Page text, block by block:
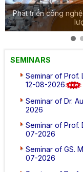
Phát triển công
SEMINARS
Seminar of Prof.
12-08-2026
Seminar of Dr.
2026
Seminar of Prof.
07-2026
Seminar of GS.
07-2026